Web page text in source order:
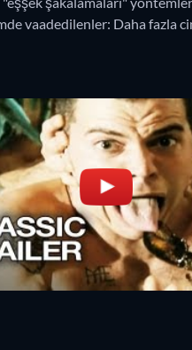
vaadedilenler: Daha fazla